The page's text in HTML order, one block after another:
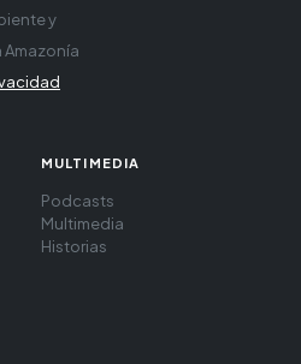
y
Amazonía
MULTIMEDIA
Podcasts
Multimedia
Historias